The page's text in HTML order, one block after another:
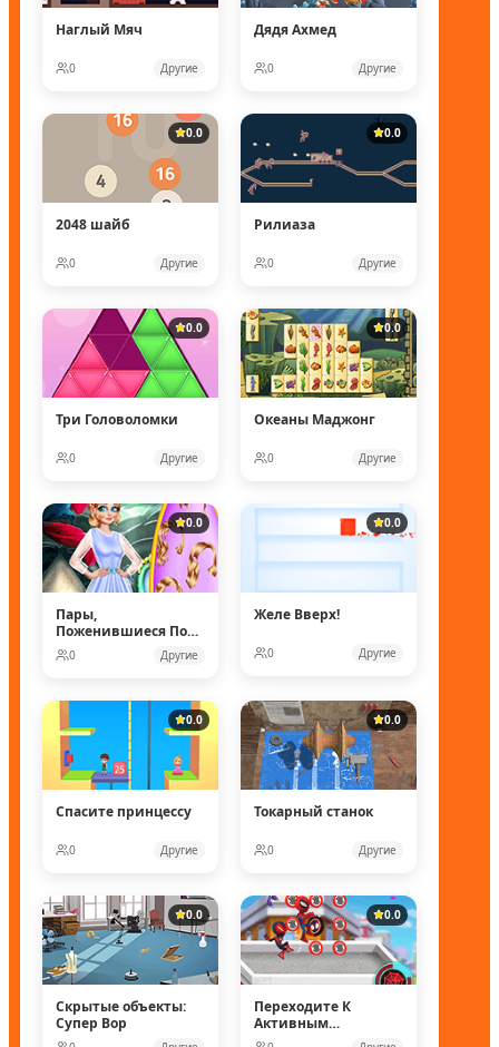
Наглый Мяч
0 Другие
Дядя Ахмед
0 Другие
0.0
2048 шайб
0 Другие
0.0
Рилиаза
0 Другие
0.0
Три Головоломки
0 Другие
0.0
Океаны Маджонг
0 Другие
0.0
Пары,
Поженившиеся Под
Водой
0 Другие
0.0
Желе Вверх!
0 Другие
0.0
Спасите принцессу
0 Другие
0.0
Токарный станок
0 Другие
0.0
Скрытые объекты:
Супер Вор
0.0
Переходите К
Активным
Действиям